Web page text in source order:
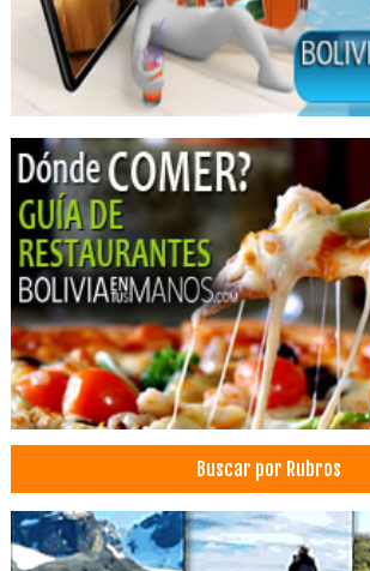
Odontología Integral
Odontología Estética
Odontología
Centro médico especializado en diagnóstico
Cirugía articular cadera y rodilla
Médicos Traumatólogos
Médicos Ortopedistas
Ortopedias
Rehabilitación
Hoteles
Eventos
Convenciones
Centro de Convenciones
Hotels
Importación de Insumos Dentales
Insumos Dentales
Insumos odontológicos
Buscar por Rubros